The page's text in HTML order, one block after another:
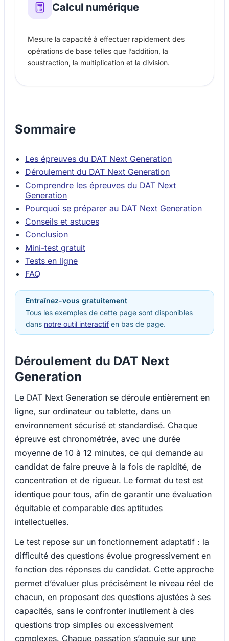
Calcul numérique
Mesure la capacité à effectuer rapidement des
opérations de base telles que l’addition, la
soustraction, la multiplication et la division.
Sommaire
Les épreuves du DAT Next Generation
Déroulement du DAT Next Generation
Comprendre les épreuves du DAT Next
Generation
Pourquoi se préparer au DAT Next Generation
Conseils et astuces
Conclusion
Mini-test gratuit
Tests en ligne
FAQ
Entraînez-vous gratuitement
Tous les exemples de cette page sont disponibles
dans notre outil interactif en bas de page.
Déroulement du DAT Next
Generation
Le DAT Next Generation se déroule entièrement en
ligne, sur ordinateur ou tablette, dans un
environnement sécurisé et standardisé. Chaque
épreuve est chronométrée, avec une durée
moyenne de 10 à 12 minutes, ce qui demande au
candidat de faire preuve à la fois de rapidité, de
concentration et de rigueur. Le format du test est
identique pour tous, afin de garantir une évaluation
équitable et comparable des aptitudes
intellectuelles.
Le test repose sur un fonctionnement adaptatif : la
difficulté des questions évolue progressivement en
fonction des réponses du candidat. Cette approche
permet d’évaluer plus précisément le niveau réel de
chacun, en proposant des questions ajustées à ses
capacités, sans le confronter inutilement à des
questions trop simples ou excessivement
complexes. Chaque passation s’appuie sur une